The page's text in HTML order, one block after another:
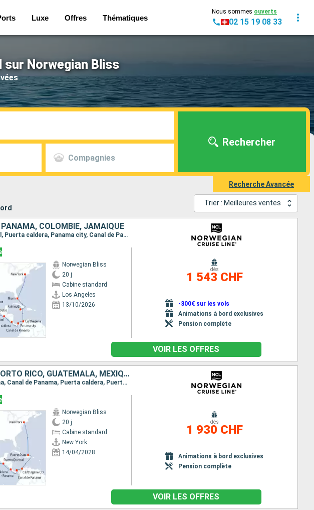
Luxe Offres Thématiques
Nous sommes ouverts
02 15 19 08 33
sur Norwegian Bliss
Compagnies
Rechercher
Recherche Avancée
Trier : Meilleures ventes
COLOMBIE, JAMAÏQUE
Itinéraire : Los Angeles, Cabo san Lucas, Acapulco, Puerto Quetzal, Puerta caldera, Panama city, Canal de Panama, Carthagene CO, Falmouth, Miami, New York
Norwegian Bliss
20 j
Cabine standard
Los Angeles
13/10/2026
dès
1 543 CHF
-300€ sur les vols
Animations à bord exclusives
Pension complète
VOIR LES OFFRES
RÉPUBLIQUE DOMINICAINE, COLOMBIE, PANAMA, PORTO RICO, GUATEMALA, MEXIQUE, ÉTATS-UNIS
Itinéraire : New York, Puerto Plata, Carthagene CO, Colón - Panama, Canal de Panama, Puerta caldera, Puerto Quetzal, Acapulco, Cabo san Lucas, San Francisco
Norwegian Bliss
20 j
Cabine standard
New York
14/04/2028
dès
1 930 CHF
Animations à bord exclusives
Pension complète
VOIR LES OFFRES